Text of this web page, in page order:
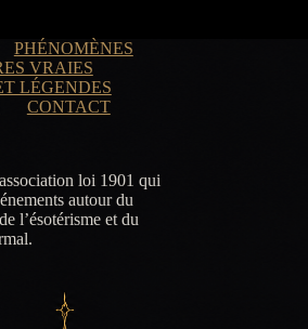
PHÉNOMÈNES
VRAIES
LÉGENDES
CONTACT
loi 1901 qui
autour du
l’ésotérisme et du